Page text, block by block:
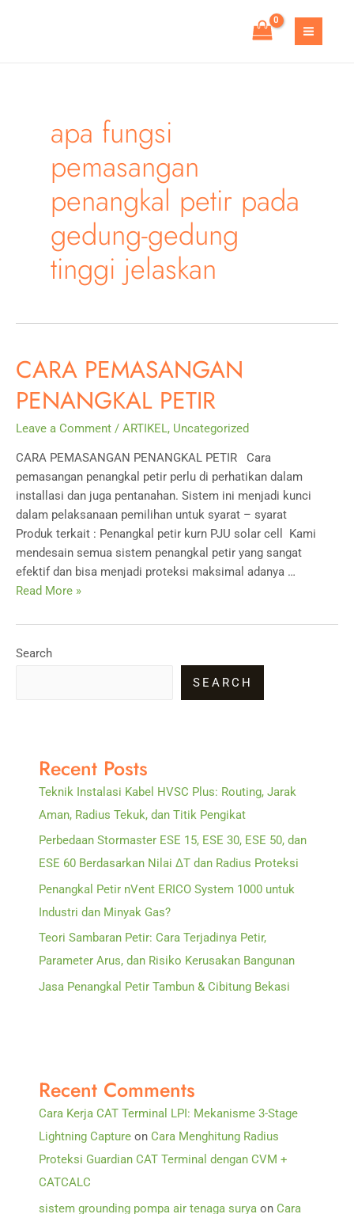
MAIN
apa fungsi
pemasangan
penangkal petir pada
gedung-gedung
tinggi jelaskan
CARA PEMASANGAN
PENANGKAL PETIR
Leave a Comment / ARTIKEL, Uncategorized
CARA PEMASANGAN PENANGKAL PETIR Cara
pemasangan penangkal petir perlu di perhatikan dalam
installasi dan juga pentanahan. Sistem ini menjadi kunci
dalam pelaksanaan pemilihan untuk syarat – syarat
Produk terkait : Penangkal petir kurn PJU solar cell Kami
mendesain semua sistem penangkal petir yang sangat
efektif dan bisa menjadi proteksi maksimal adanya …
CARA
PENANGKAL
PETIR
Read More »
Search
SEARCH
Recent Posts
Teknik Instalasi Kabel HVSC Plus: Routing, Jarak
Aman, Radius Tekuk, dan Titik Pengikat
Perbedaan Stormaster ESE 15, ESE 30, ESE 50, dan
ESE 60 Berdasarkan Nilai ΔT dan Radius Proteksi
Penangkal Petir nVent ERICO System 1000 untuk
Industri dan Minyak Gas?
Teori Sambaran Petir: Cara Terjadinya Petir,
Parameter Arus, dan Risiko Kerusakan Bangunan
Jasa Penangkal Petir Tambun & Cibitung Bekasi
Recent Comments
Cara Kerja CAT Terminal LPI: Mekanisme 3-Stage
Lightning Capture on Cara Menghitung Radius
Proteksi Guardian CAT Terminal dengan CVM +
CATCALC
sistem grounding pompa air tenaga surya on Cara